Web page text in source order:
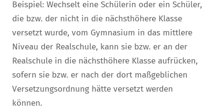
Beispiel: Wechselt eine Schülerin oder ein Schüler,
die bzw. der nicht in die nächsthöhere Klasse
versetzt wurde, vom Gymnasium in das mittlere
Niveau der Realschule, kann sie bzw. er an der
Realschule in die nächsthöhere Klasse aufrücken,
sofern sie bzw. er nach der dort maßgeblichen
Versetzungsordnung hätte versetzt werden
können.